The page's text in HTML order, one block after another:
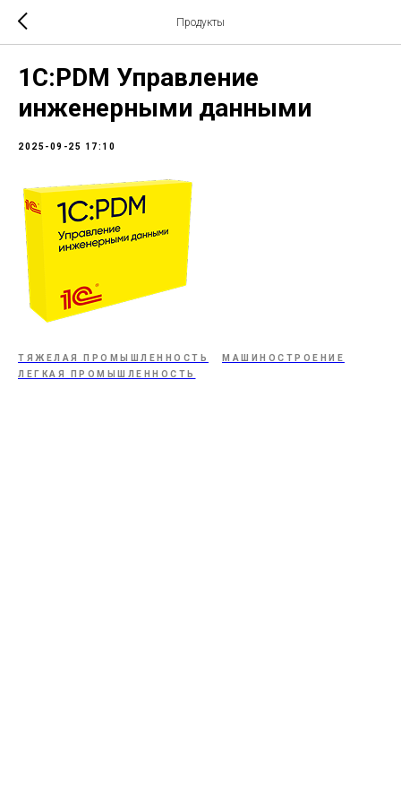
Продукты
1С:PDM Управление
инженерными данными
2025-09-25 17:10
ТЯЖЕЛАЯ ПРОМЫШЛЕННОСТЬ
МАШИНОСТРОЕНИЕ
ЛЕГКАЯ ПРОМЫШЛЕННОСТЬ